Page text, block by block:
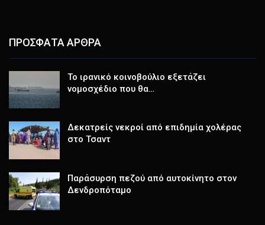
ΠΡΟΣΦΑΤΑ ΑΡΘΡΑ
Το ιρανικό κοινοβούλιο εξετάζει
νομοσχέδιο που θα…
Δεκατρείς νεκροί από επιδημία χολέρας
στο Τσαντ
Παράσυρση πεζού από αυτοκίνητο στον
Δενδροπόταμο